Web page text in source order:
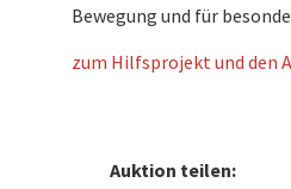
Bewegung und für
zum Hilfsprojekt und den
Auktion teilen: